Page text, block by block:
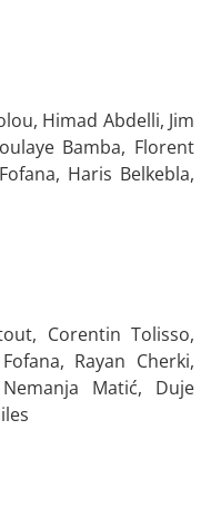
Himad Abdelli, Jim
Bamba, Florent
Haris Belkebla,
Corentin Tolisso,
Rayan Cherki,
Matić, Duje